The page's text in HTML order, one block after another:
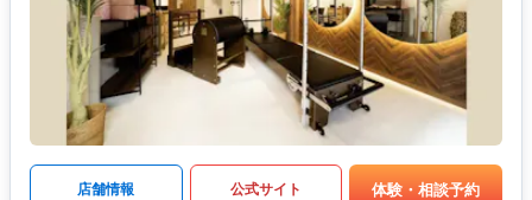
店舗情報 公式サイト 体験・相談予約